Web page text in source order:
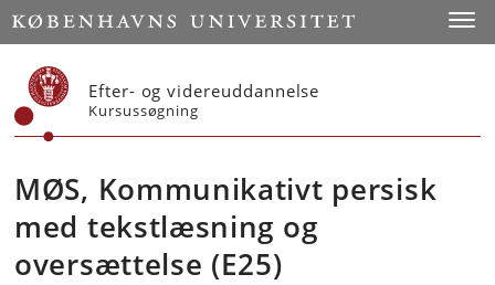
Start
Efter- og videreuddannelse
Kursussøgning
MØS, Kommunikativt persisk
med tekstlæsning og
oversættelse (E25)